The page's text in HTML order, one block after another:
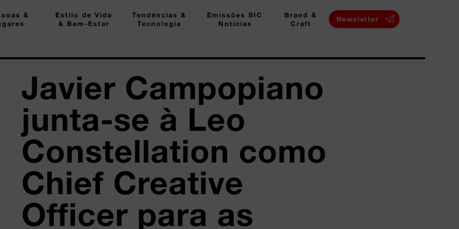
&
Estilo de Vida
& Bem-Estar
Tendências &
Tecnologia
Emissões SIC
Notícias
Brand &
Craft
Newsletter
Javier Campopiano
junta-se à Leo
Constellation como
Chief Creative
Officer para as